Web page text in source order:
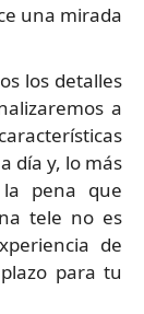
una mirada
los detalles
a
día y, lo más
pena que
tele no es
de
para tu